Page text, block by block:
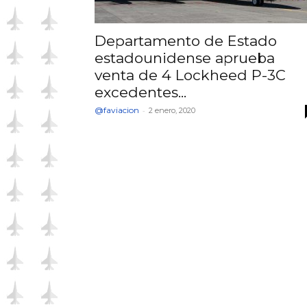
Departamento de Estado
estadounidense aprueba
venta de 4 Lockheed P-3C
excedentes...
@faviacion - 2 enero, 2020